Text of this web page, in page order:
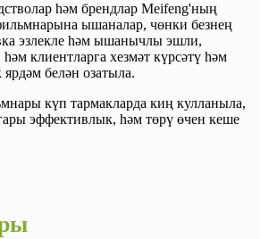
һәм брендлар Meifeng'ның
ышаналар, чөнки безнең
эзлекле һәм ышанычлы эшли,
клиентларга хезмәт күрсәтү һәм
белән озатыла.
күп тармакларда киң кулланыла,
эффективлык, һәм төрү өчен кеше